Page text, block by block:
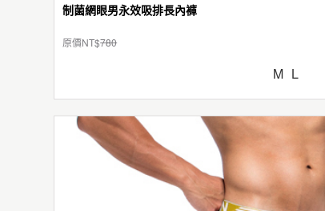
制菌網眼男永效吸排長內褲
原價NT$780
M L